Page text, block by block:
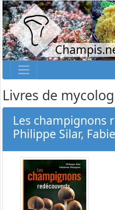
Livres de
Les champignons
Philippe Silar,